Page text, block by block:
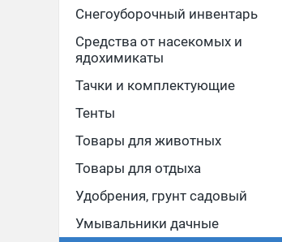
Снегоуборочный инвентарь
Средства от насекомых и
ядохимикаты
Тачки и комплектующие
Тенты
Товары для животных
Товары для отдыха
Удобрения, грунт садовый
Умывальники дачные